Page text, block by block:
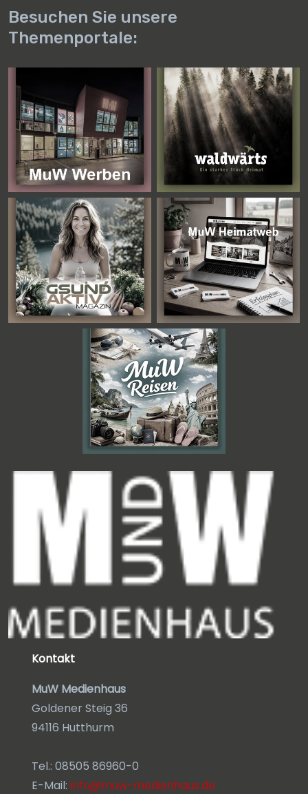
Besuchen Sie unsere
Themenportale:
Kontakt
MuW Medienhaus
Goldener Steig 36
94116 Hutthurm
Tel.: 08505 86960-0
E-Mail: info@muw-medienhaus.de